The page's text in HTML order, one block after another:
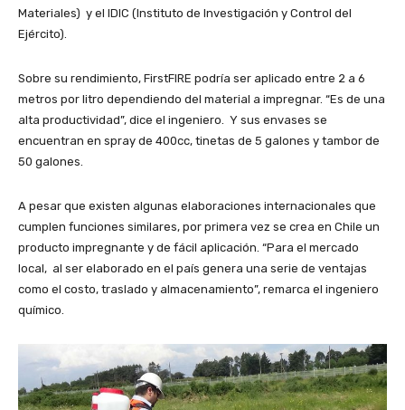
Materiales) y el IDIC (Instituto de Investigación y Control del
Ejército).
Sobre su rendimiento, FirstFIRE podría ser aplicado entre 2 a 6
metros por litro dependiendo del material a impregnar. “Es de una
alta productividad”, dice el ingeniero. Y sus envases se
encuentran en spray de 400cc, tinetas de 5 galones y tambor de
50 galones.
A pesar que existen algunas elaboraciones internacionales que
cumplen funciones similares, por primera vez se crea en Chile un
producto impregnante y de fácil aplicación. “Para el mercado
local, al ser elaborado en el país genera una serie de ventajas
como el costo, traslado y almacenamiento”, remarca el ingeniero
químico.